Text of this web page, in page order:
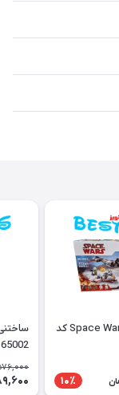
ساختنی مدل Space Wars کد
10٪
65002